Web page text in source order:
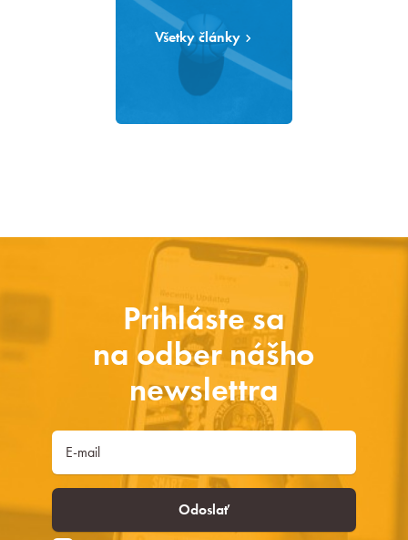
Všetky články
Prihláste sa
na odber nášho
newslettra
Odoslať